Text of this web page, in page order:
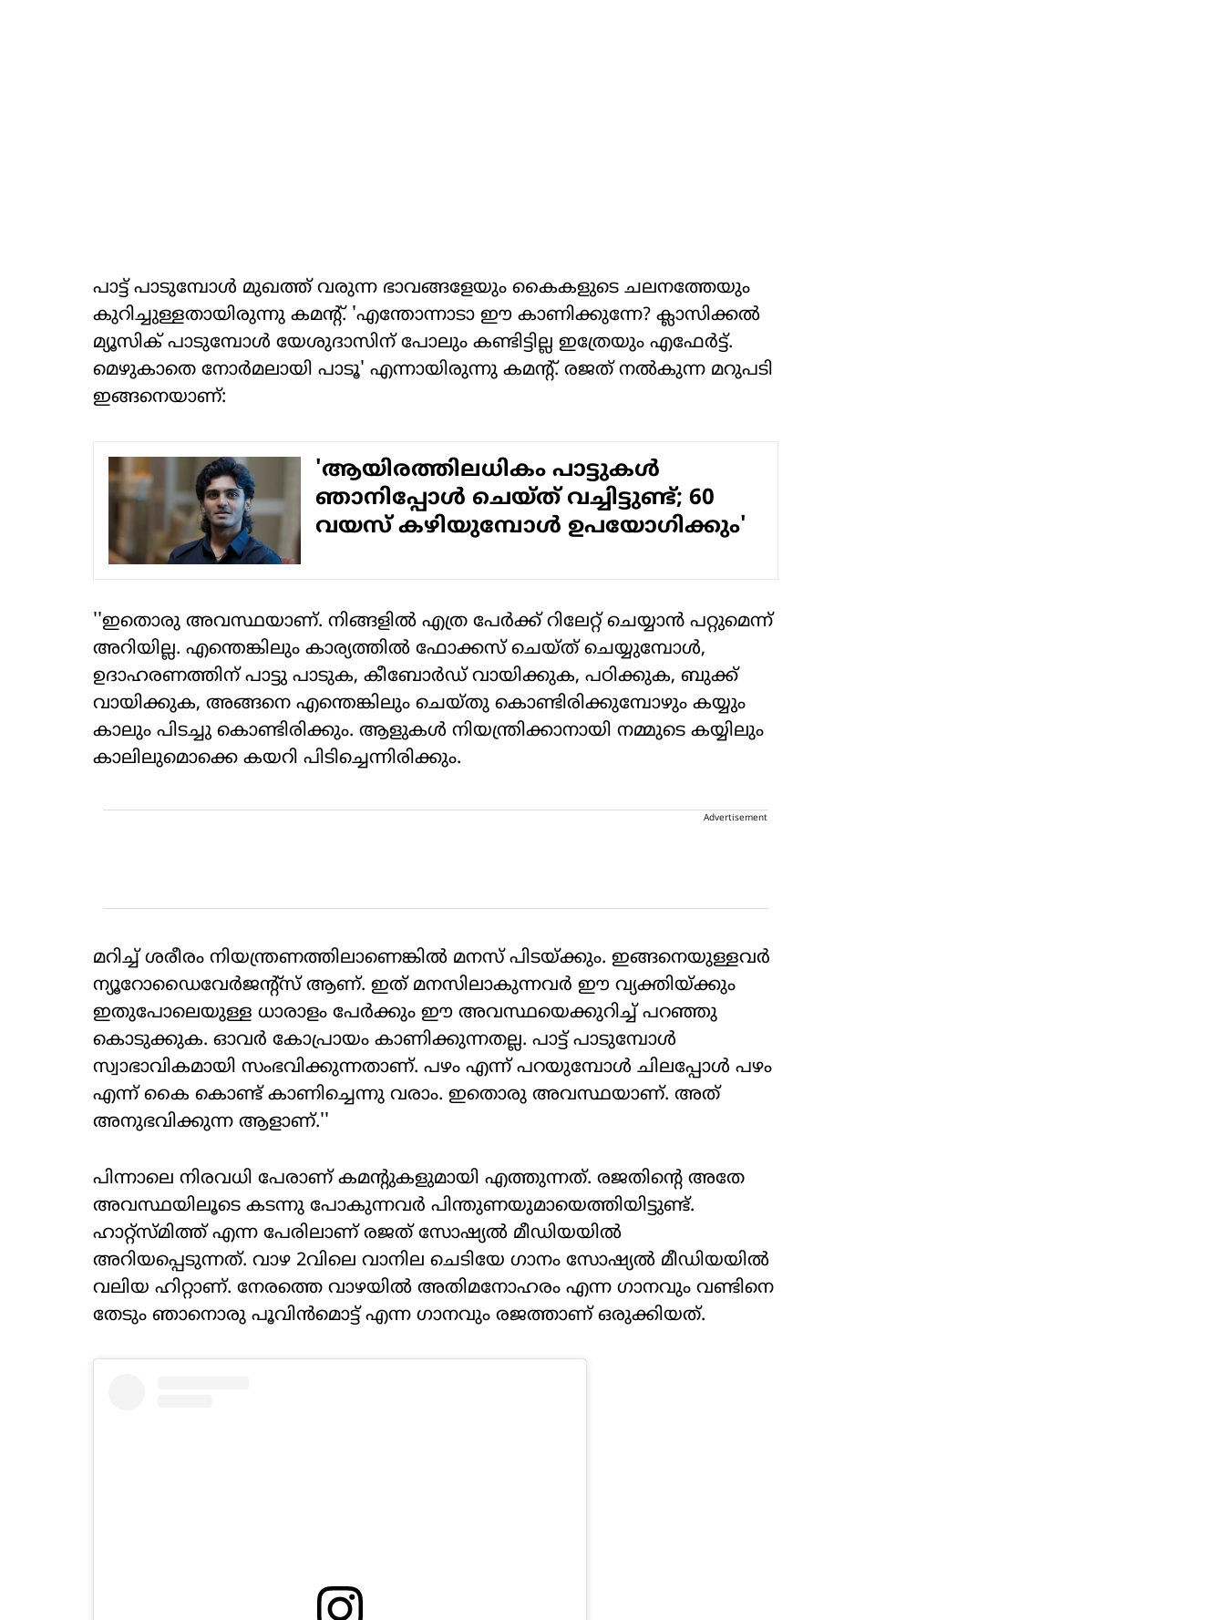
പാട്ട് പാടുമ്പോള്‍ മുഖത്ത് വരുന്ന ഭാവങ്ങളേയും കൈകളുടെ ചലനത്തേയും
കുറിച്ചുള്ളതായിരുന്നു കമന്റ്. 'എന്തോന്നാടാ ഈ കാണിക്കുന്നേ? ക്ലാസിക്കല്‍
മ്യൂസിക് പാടുമ്പോള്‍ യേശുദാസിന് പോലും കണ്ടിട്ടില്ല ഇത്രേയും എഫേര്‍ട്ട്.
മെഴുകാതെ നോര്‍മലായി പാടൂ' എന്നായിരുന്നു കമന്റ്. രജത് നല്‍കുന്ന മറുപടി
ഇങ്ങനെയാണ്:
'ആയിരത്തിലധികം പാട്ടുകൾ
ഞാനിപ്പോൾ ചെയ്ത് വച്ചിട്ടുണ്ട്; 60
വയസ് കഴിയുമ്പോൾ ഉപയോ​ഗിക്കും'
''ഇതൊരു അവസ്ഥയാണ്. നിങ്ങളില്‍ എത്ര പേര്‍ക്ക് റിലേറ്റ് ചെയ്യാന്‍ പറ്റുമെന്ന്
അറിയില്ല. എന്തെങ്കിലും കാര്യത്തില്‍ ഫോക്കസ് ചെയ്ത് ചെയ്യുമ്പോള്‍,
ഉദാഹരണത്തിന് പാട്ടു പാടുക, കീബോര്‍ഡ് വായിക്കുക, പഠിക്കുക, ബുക്ക്
വായിക്കുക, അങ്ങനെ എന്തെങ്കിലും ചെയ്തു കൊണ്ടിരിക്കുമ്പോഴും കയ്യും
കാലും പിടച്ചു കൊണ്ടിരിക്കും. ആളുകള്‍ നിയന്ത്രിക്കാനായി നമ്മുടെ കയ്യിലും
കാലിലുമൊക്കെ കയറി പിടിച്ചെന്നിരിക്കും.
Advertisement
മറിച്ച് ശരീരം നിയന്ത്രണത്തിലാണെങ്കില്‍ മനസ് പിടയ്ക്കും. ഇങ്ങനെയുള്ളവര്‍
ന്യൂറോഡൈവേര്‍ജന്റ്‌സ് ആണ്. ഇത് മനസിലാകുന്നവര്‍ ഈ വ്യക്തിയ്ക്കും
ഇതുപോലെയുള്ള ധാരാളം പേര്‍ക്കും ഈ അവസ്ഥയെക്കുറിച്ച് പറഞ്ഞു
കൊടുക്കുക. ഓവര്‍ കോപ്രായം കാണിക്കുന്നതല്ല. പാട്ട് പാടുമ്പോള്‍
സ്വാഭാവികമായി സംഭവിക്കുന്നതാണ്. പഴം എന്ന് പറയുമ്പോള്‍ ചിലപ്പോള്‍ പഴം
എന്ന് കൈ കൊണ്ട് കാണിച്ചെന്നു വരാം. ഇതൊരു അവസ്ഥയാണ്. അത്
അനുഭവിക്കുന്ന ആളാണ്.''
പിന്നാലെ നിരവധി പേരാണ് കമന്റുകളുമായി എത്തുന്നത്. രജതിന്റെ അതേ
അവസ്ഥയിലൂടെ കടന്നു പോകുന്നവര്‍ പിന്തുണയുമായെത്തിയിട്ടുണ്ട്.
ഹാറ്റ്‌സ്മിത്ത് എന്ന പേരിലാണ് രജത് സോഷ്യല്‍ മീഡിയയില്‍
അറിയപ്പെടുന്നത്. വാഴ 2വിലെ വാനില ചെടിയേ ഗാനം സോഷ്യല്‍ മീഡിയയില്‍
വലിയ ഹിറ്റാണ്. നേരത്തെ വാഴയില്‍ അതിമനോഹരം എന്ന ഗാനവും വണ്ടിനെ
തേടും ഞാനൊരു പൂവിന്‍മൊട്ട് എന്ന ഗാനവും രജത്താണ് ഒരുക്കിയത്.